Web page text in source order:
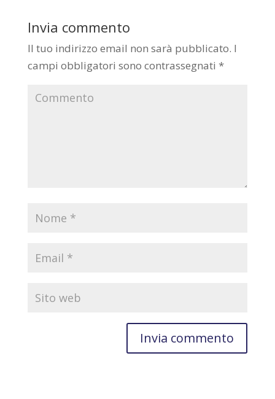
Invia commento
Il tuo indirizzo email non sarà pubblicato. I
campi obbligatori sono contrassegnati *